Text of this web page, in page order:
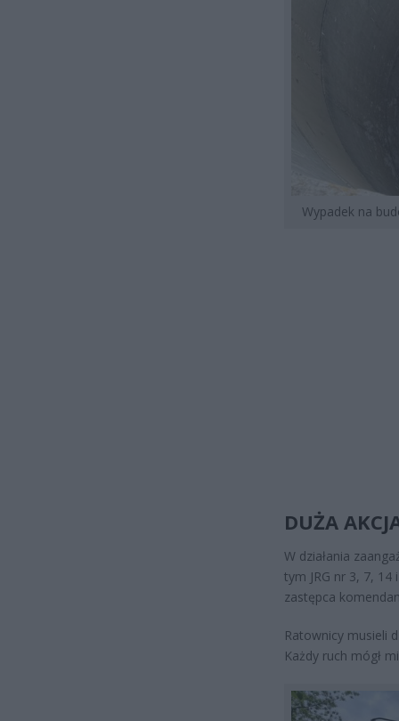
Wypadek na
DUŻA
W działania
tym JRG nr 3, 7, 14
zastępca
Ratownicy musieli
Każdy ruch mógł